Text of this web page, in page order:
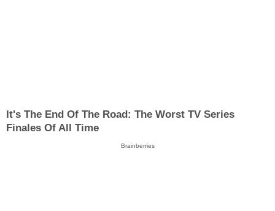
It's The End Of The Road: The Worst TV Series
Finales Of All Time
Brainberries